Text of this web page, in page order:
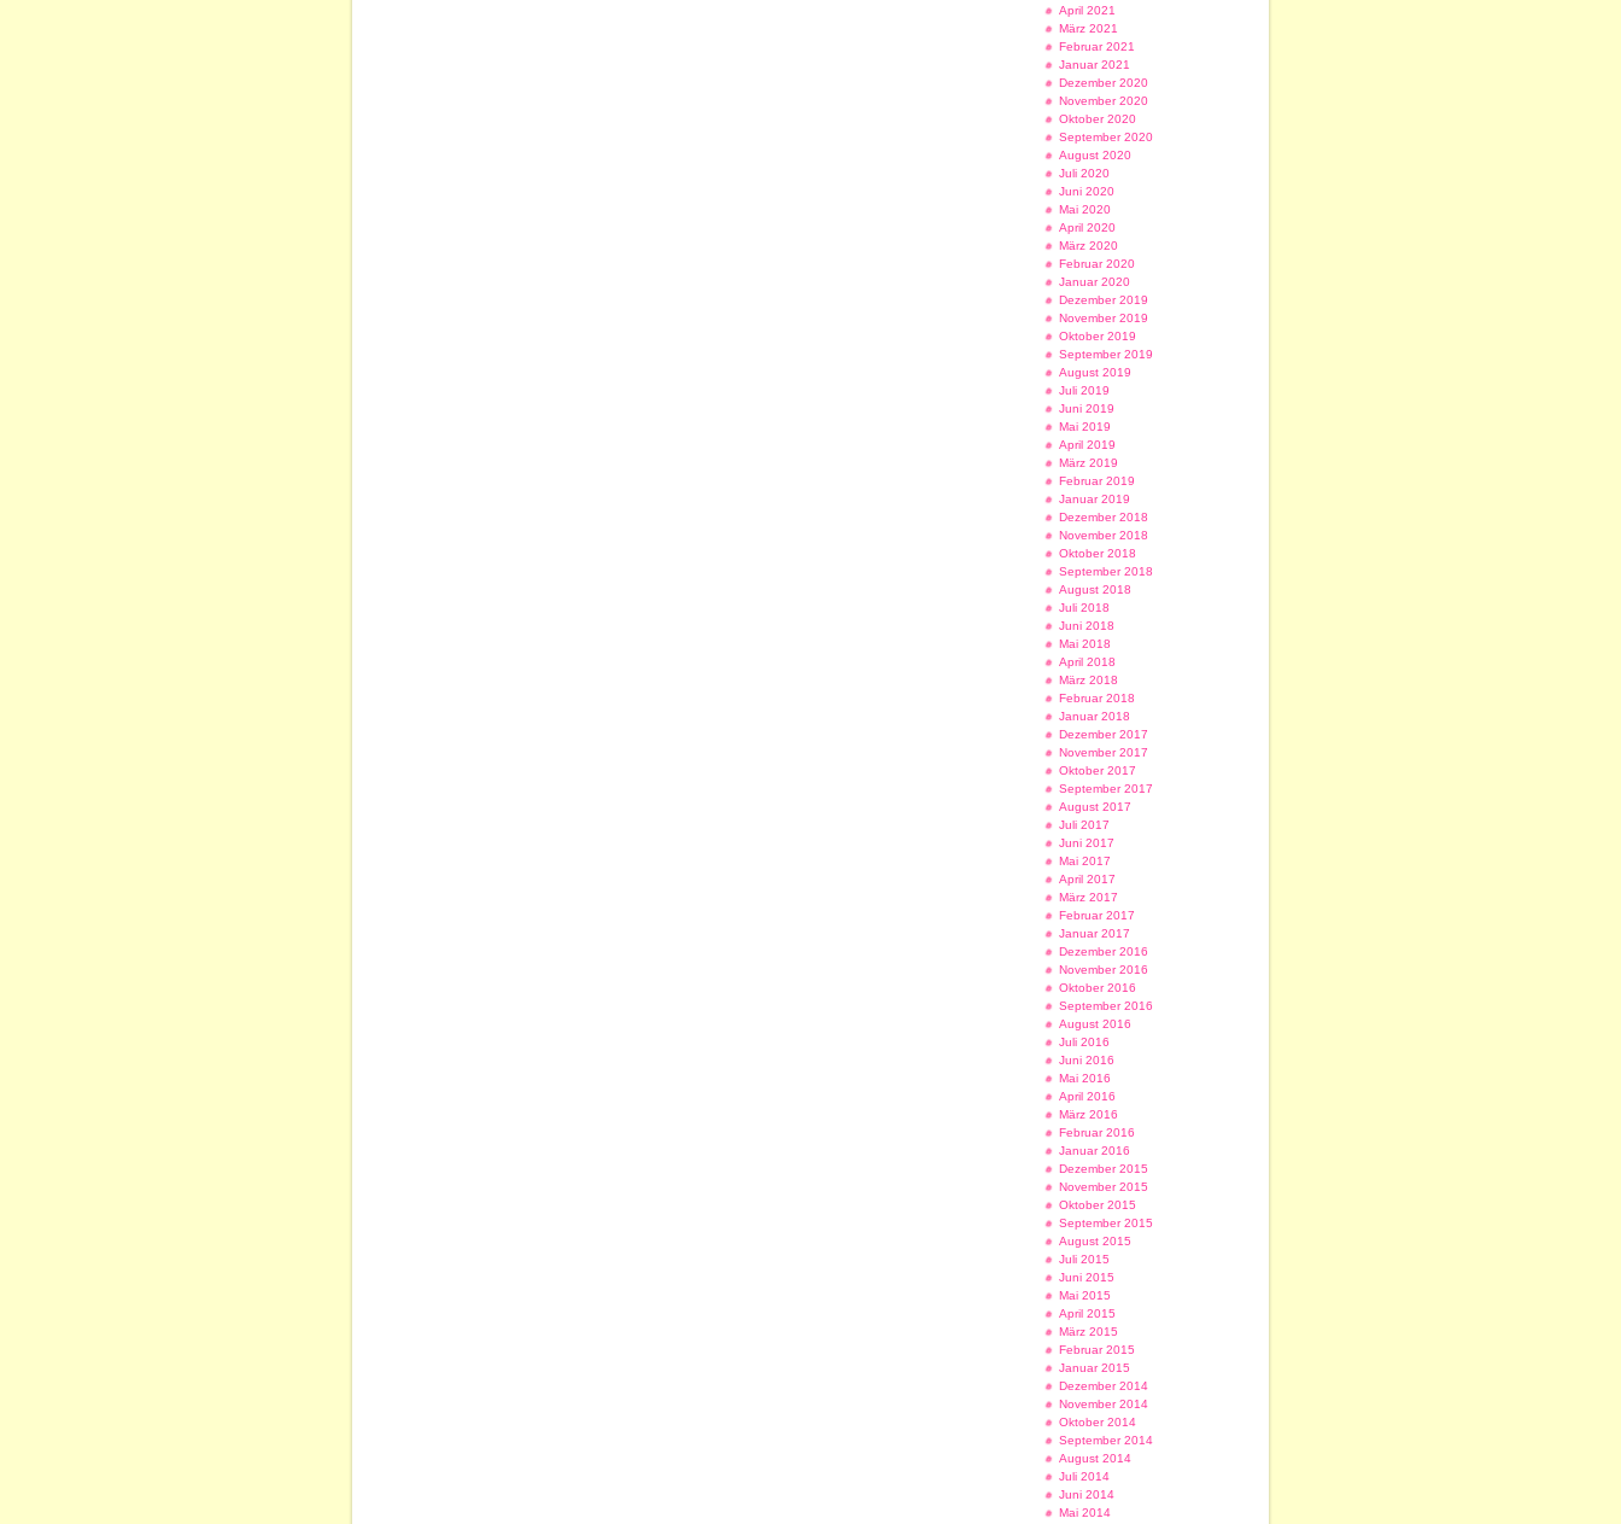
April 2021
März 2021
Februar 2021
Januar 2021
Dezember 2020
November 2020
Oktober 2020
September 2020
August 2020
Juli 2020
Juni 2020
Mai 2020
April 2020
März 2020
Februar 2020
Januar 2020
Dezember 2019
November 2019
Oktober 2019
September 2019
August 2019
Juli 2019
Juni 2019
Mai 2019
April 2019
März 2019
Februar 2019
Januar 2019
Dezember 2018
November 2018
Oktober 2018
September 2018
August 2018
Juli 2018
Juni 2018
Mai 2018
April 2018
März 2018
Februar 2018
Januar 2018
Dezember 2017
November 2017
Oktober 2017
September 2017
August 2017
Juli 2017
Juni 2017
Mai 2017
April 2017
März 2017
Februar 2017
Januar 2017
Dezember 2016
November 2016
Oktober 2016
September 2016
August 2016
Juli 2016
Juni 2016
Mai 2016
April 2016
März 2016
Februar 2016
Januar 2016
Dezember 2015
November 2015
Oktober 2015
September 2015
August 2015
Juli 2015
Juni 2015
Mai 2015
April 2015
März 2015
Februar 2015
Januar 2015
Dezember 2014
November 2014
Oktober 2014
September 2014
August 2014
Juli 2014
Juni 2014
Mai 2014